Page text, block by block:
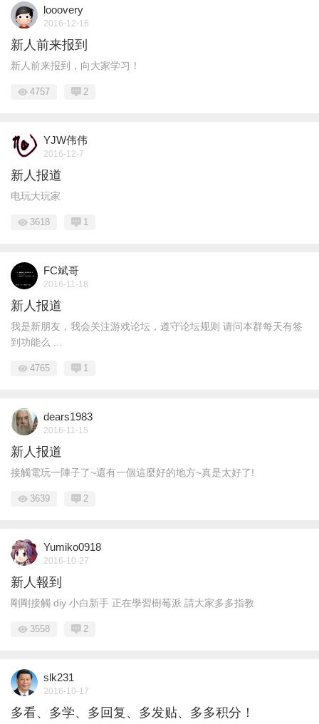
looovery
2016-12-16
新人前来报到
新人前来报到，向大家学习！
4757 2
YJW伟伟
2016-12-7
新人报道
电玩大玩家
3618 1
FC斌哥
2016-11-18
新人报道
我是新朋友，我会关注游戏论坛，遵守论坛规则 请问本群每天有签
到功能么 ...
4765 1
dears1983
2016-11-15
新人报道
接觸電玩一陣子了~還有一個這麼好的地方~真是太好了!
3639 2
Yumiko0918
2016-10-27
新人報到
剛剛接觸 diy 小白新手 正在學習樹莓派 請大家多多指教
3558 2
slk231
2016-10-17
多看、多学、多回复、多发贴、多多积分！